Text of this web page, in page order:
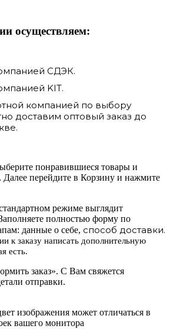
осуществляем:
СДЭК.
KIT.
компанией по выбору
доставим оптовый заказ до
понравившиеся товары и
Далее перейдите в Корзину и нажмите
режиме выглядит
полностью форму по
данные о себе, способ доставки.
к заказу написать дополнительную
есть.
заказ». С Вам свяжется
отправки.
изображения может отличаться в
вашего монитора